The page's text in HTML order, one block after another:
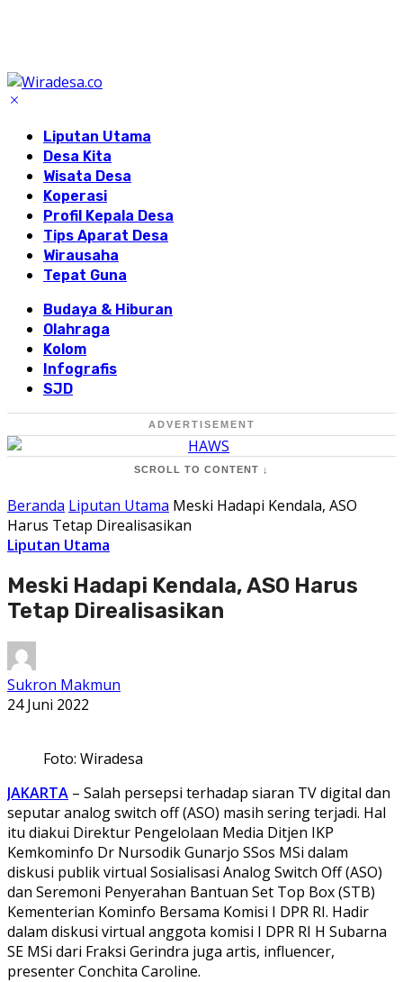
Liputan Utama
Desa Kita
Wisata Desa
Koperasi
Profil Kepala Desa
Tips Aparat Desa
Wirausaha
Tepat Guna
Budaya & Hiburan
Olahraga
Kolom
Infografis
SJD
ADVERTISEMENT
SCROLL TO CONTENT ↓
Beranda Liputan Utama Meski Hadapi Kendala, ASO
Harus Tetap Direalisasikan
Liputan Utama
Meski Hadapi Kendala, ASO Harus
Tetap Direalisasikan
Sukron Makmun
24 Juni 2022
Foto: Wiradesa
JAKARTA – Salah persepsi terhadap siaran TV digital dan
seputar analog switch off (ASO) masih sering terjadi. Hal
itu diakui Direktur Pengelolaan Media Ditjen IKP
Kemkominfo Dr Nursodik Gunarjo SSos MSi dalam
diskusi publik virtual Sosialisasi Analog Switch Off (ASO)
dan Seremoni Penyerahan Bantuan Set Top Box (STB)
Kementerian Kominfo Bersama Komisi I DPR RI. Hadir
dalam diskusi virtual anggota komisi I DPR RI H Subarna
SE MSi dari Fraksi Gerindra juga artis, influencer,
presenter Conchita Caroline.